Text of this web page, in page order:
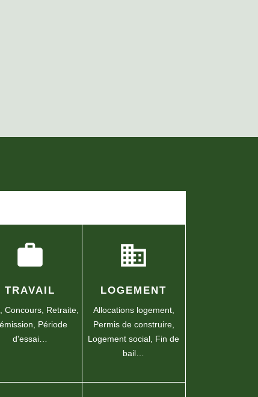
work
TRAVAIL
Concours, Retraite,
Période
d'essai…
domain
LOGEMENT
Allocations logement,
Permis de construire,
Logement social, Fin de
bail…